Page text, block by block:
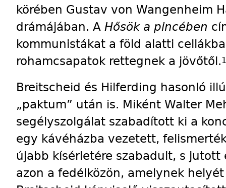
körében Gustav von Wangenheim
drámájában. A Hősök a pincében
kommunistákat a föld alatti
roham­csapatok rettegnek a jövőtől.
Breitscheid és Hilferding hasonló
„paktum” után is. Miként Walter
segélyszolgálat szabadított ki a
egy ká­vé­házba vezetett,
újabb kísérletére szabadult, s jutott
azon a fedélközön, amely­nek